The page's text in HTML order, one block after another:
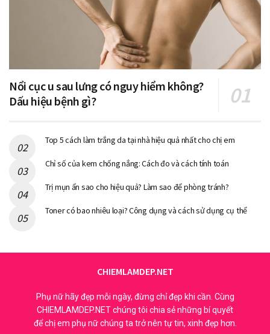
Nổi cục u sau lưng có nguy hiểm không?
Dấu hiệu bệnh gì?
Top 5 cách làm trắng da tại nhà hiệu quả nhất cho chị em
Chỉ số của kem chống nắng: Cách đo và cách tính toán
Trị mụn ẩn sao cho hiệu quả? Làm sao để phòng tránh?
Toner có bao nhiêu loại? Công dụng và cách sử dụng cụ thể
CHIEMLAMDEP.NET
Phụ nữ hãy đẹp mỗi ngày, đừng chỉ đẹp khi cần. Cùng
CHIEMLAMDEP.NET chúng tôi chia sẻ những bí quyết
để chị em phụ nữ chúng ta trở nên tự tin, xinh đẹp hơn.